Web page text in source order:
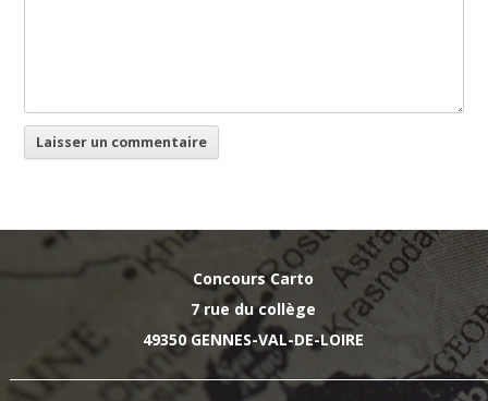
Concours Carto
7 rue du collège
49350 GENNES-VAL-DE-LOIRE